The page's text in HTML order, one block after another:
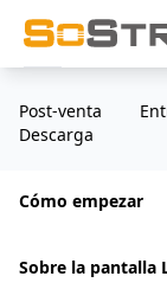
Post-venta
Descarga
Cómo empezar
Sobre la pantalla